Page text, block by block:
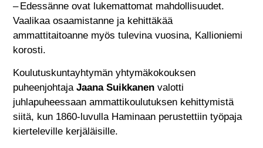
– Edessänne ovat lukemattomat mahdollisuudet.
Vaalikaa osaamistanne ja kehittäkää
ammattitaitoanne myös tulevina vuosina, Kallioniemi
korosti.
Koulutuskuntayhtymän yhtymäkokouksen
puheenjohtajaJaana Suikkanen valotti
juhlapuheessaan ammattikoulutuksen kehittymistä
siitä, kun 1860-luvulla Haminaan perustettiin työpaja
kierteleville kerjäläisille.